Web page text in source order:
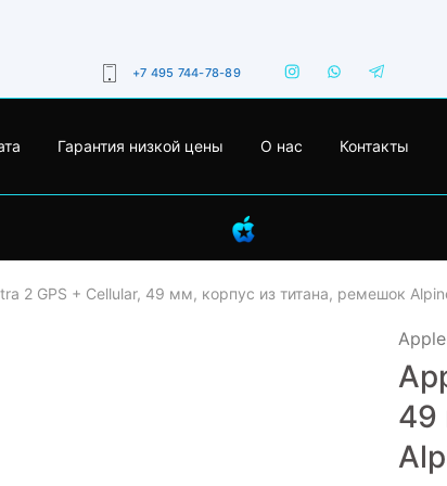
+7 495 744-78-89
Гарантия низкой цены О нас Контакты
2 GPS + Cellular, 49 мм, корпус из титана, ремешок
49